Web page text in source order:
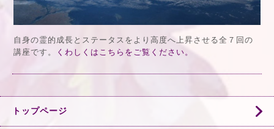
自身の霊的成長とステータスをより高度へ上昇させる全７回の
講座です。
くわしくはこちらをご覧ください。
トップページ